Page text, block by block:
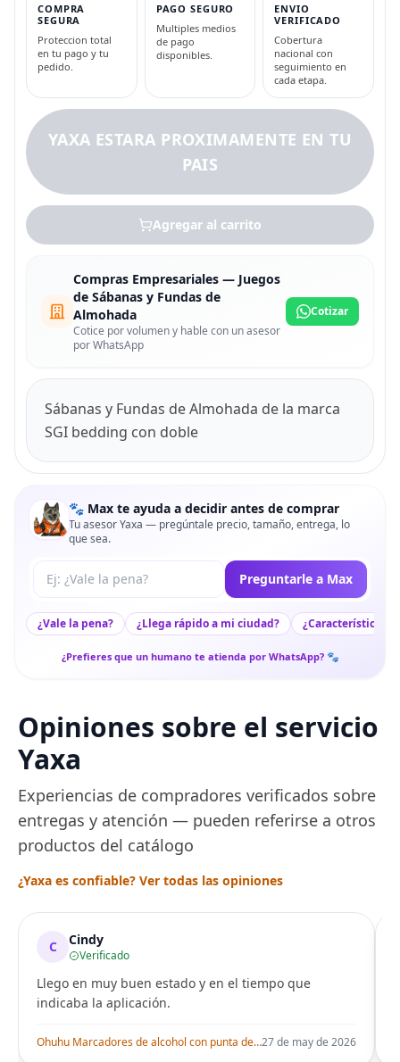
COMPRA
SEGURA
Proteccion total
en tu pago y tu
pedido.
PAGO SEGURO
Multiples medios
de pago
disponibles.
ENVIO
VERIFICADO
Cobertura
nacional con
seguimiento en
cada etapa.
YAXA ESTARA PROXIMAMENTE EN TU
PAIS
Agregar al carrito
Compras Empresariales — Juegos
de Sábanas y Fundas de
Almohada
Cotice por volumen y hable con un asesor
por WhatsApp
Cotizar
Sábanas y Fundas de Almohada de la marca
SGI bedding con doble
🐾 Max te ayuda a decidir antes de comprar
Tu asesor Yaxa — pregúntale precio, tamaño, entrega, lo
que sea.
Tu pregunta a Max Preguntarle a Max
¿Vale la pena? ¿Llega rápido a mi ciudad? ¿Características
¿Prefieres que un humano te atienda por WhatsApp? 🐾
Opiniones sobre el servicio
Yaxa
Experiencias de compradores verificados sobre
entregas y atención — pueden referirse a otros
productos del catálogo
¿Yaxa es confiable? Ver todas las opiniones
C Cindy
Verificado
Llego en muy buen estado y en el tiempo que
indicaba la aplicación.
Ohuhu Marcadores de alcohol con punta de pincel – Juego de marcadores artísticos de doble punta con certificación AP para artistas adultos27 de may de 2026